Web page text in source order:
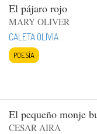
El pájaro rojo
MARY OLIVER
CALETA OLIVIA
POESÍA
El pequeño monje
CESAR AIRA